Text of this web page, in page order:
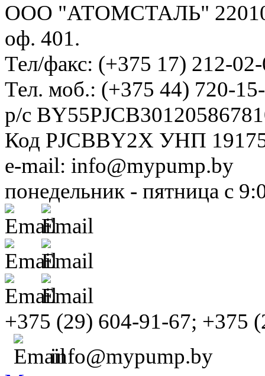
ООО "АТОМСТАЛЬ"
оф. 401.
Тел/факс: (+375 17) 212-
Тел. моб.: (+375 44) 720-
р/с
Код PJCBBY2X УНП
e-mail: info@mypump.by
понедельник - пятница с
+375 (29) 604-91-67; +375
info@mypump.by